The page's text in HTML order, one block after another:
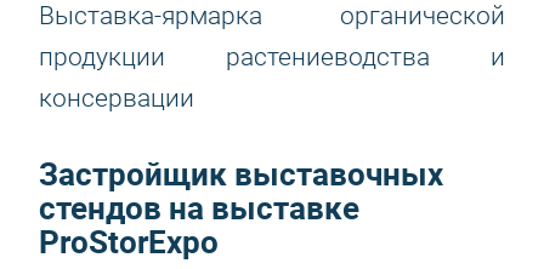
Выставка-ярмарка органической
продукции растениеводства и
консервации
Застройщик выставочных
стендов на выставке
ProStorExpo